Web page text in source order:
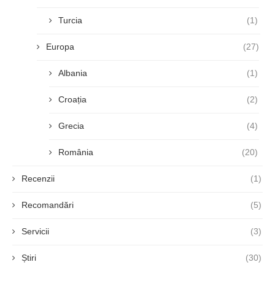
Turcia (1)
Europa (27)
Albania (1)
Croația (2)
Grecia (4)
România (20)
Recenzii (1)
Recomandări (5)
Servicii (3)
Știri (30)